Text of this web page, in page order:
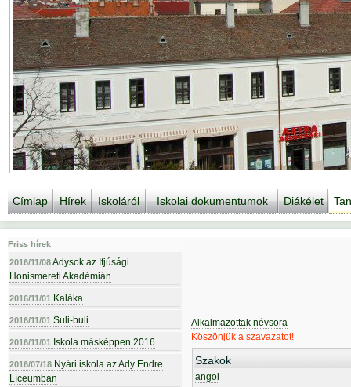
Címlap Hírek Iskoláról Iskolai dokumentumok Diákélet
Friss hírek
2016/11/08Adysok az Ifjúsági
Honismereti Akadémián
2016/11/01 Kaláka
2016/11/01 Suli-buli
2016/11/01 Iskola másképpen 2016
2016/07/18 Nyári iskola az Ady Endre
Líceumban
Alkalmazottak névsora
Köszönjük a szavazatot!
Szakok
angol